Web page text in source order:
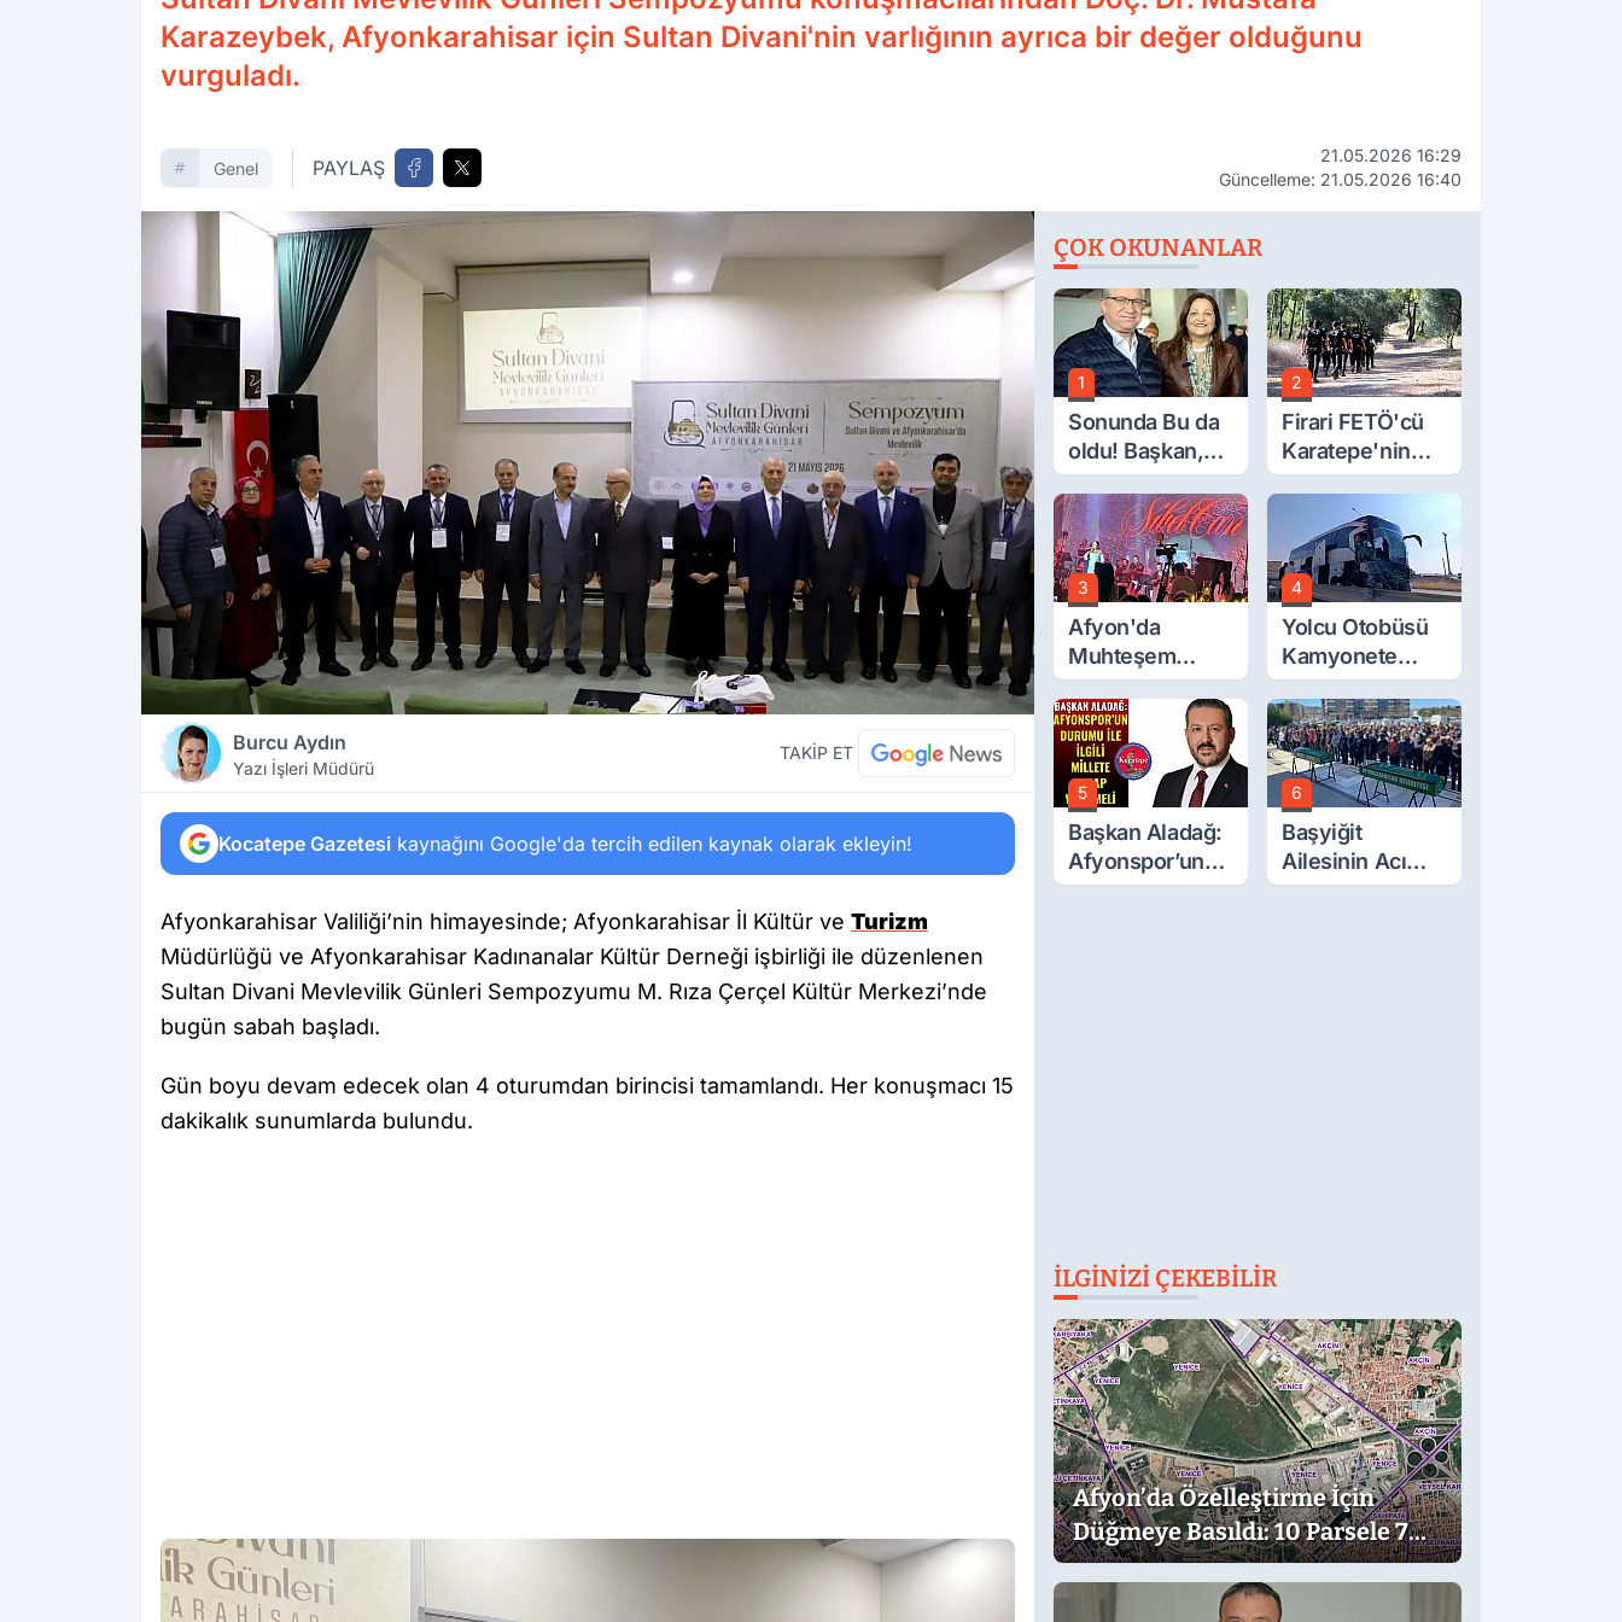
Karazeybek, Afyonkarahisar için Sultan Divani'nin varlığının ayrıca bir değer olduğunu
vurguladı.
Genel PAYLAŞ
21.05.2026 16:29
Güncelleme: 21.05.2026 16:40
Burcu Aydın
Yazı İşleri Müdürü
TAKİP ET
Kocatepe Gazetesi kaynağını Google'da tercih edilen kaynak olarak ekleyin!
Afyonkarahisar Valiliği’nin himayesinde; Afyonkarahisar İl Kültür ve Turizm
Müdürlüğü ve Afyonkarahisar Kadınanalar Kültür Derneği işbirliği ile düzenlenen
Sultan Divani Mevlevilik Günleri Sempozyumu M. Rıza Çerçel Kültür Merkezi’nde
bugün sabah başladı.
Gün boyu devam edecek olan 4 oturumdan birincisi tamamlandı. Her konuşmacı 15
dakikalık sunumlarda bulundu.
ÇOK OKUNANLAR
1
Sonunda Bu da
oldu! Başkan,
Meclis Üyesini
Hobi
Bahçesinden
Attırdı
2
Firari FETÖ'cü
Karatepe'nin
Gösterdiği
Yerler Didik
Didik Aranıyor
3
Afyon'da
Muhteşem
Düğün
4
Yolcu Otobüsü
Kamyonete
Çarptı: 1 Ölü, 15
Yaralı
5
Başkan Aladağ:
Afyonspor’un
Durumu İle İlgili
6
Başyiğit
Ailesinin Acı
Günü: Ali
İLGINIZI ÇEKEBILIR
Afyon’da Özelleştirme İçin
Düğmeye Basıldı: 10 Parsele 7
Kat İmar